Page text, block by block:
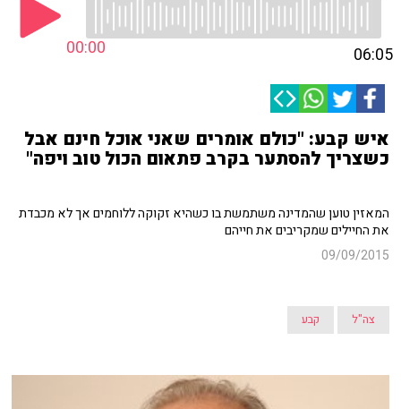
00:00 06:05
איש קבע: "כולם אומרים שאני אוכל חינם אבל
כשצריך להסתער בקרב פתאום הכול טוב ויפה"
המאזין טוען שהמדינה משתמשת בו כשהיא זקוקה ללוחמים אך לא מכבדת
את החיילים שמקריבים את חייהם
09/09/2015
צה"ל קבע